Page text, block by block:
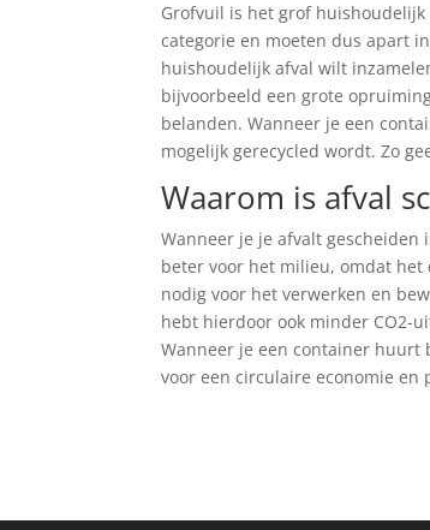
Grofvuil is het grof
categorie en moeten dus apart
huishoudelijk afval wilt
bijvoorbeeld een grote
belanden. Wanneer je een
mogelijk gerecycled wordt. Zo
Waarom is afval
Wanneer je je afvalt gescheiden
beter voor het milieu, omdat het
nodig voor het verwerken en
hebt hierdoor ook minder CO2-
Wanneer je een container huurt
voor een circulaire economie